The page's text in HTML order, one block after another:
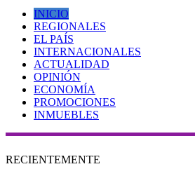
INICIO
REGIONALES
EL PAÍS
INTERNACIONALES
ACTUALIDAD
OPINIÓN
ECONOMÍA
PROMOCIONES
INMUEBLES
RECIENTEMENTE